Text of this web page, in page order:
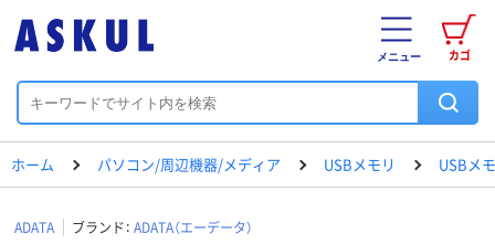
カゴ
メニュー
ホーム パソコン/周辺機器/メディア USBメモリ USBメ
ADATA ブランド： ADATA（エーデータ）